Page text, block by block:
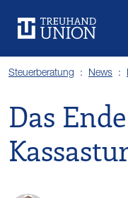
Steuerberatung News
Das